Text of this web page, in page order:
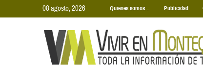
08 agosto, 2026 Quienes somos… Publicidad